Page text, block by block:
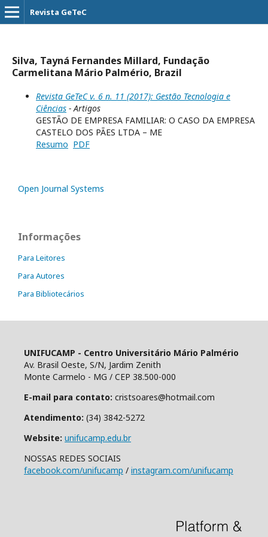
Revista GeTeC
Silva, Tayná Fernandes Millard, Fundação
Carmelitana Mário Palmério, Brazil
Revista GeTeC v. 6 n. 11 (2017): Gestão Tecnologia e
Ciências - Artigos
GESTÃO DE EMPRESA FAMILIAR: O CASO DA EMPRESA
CASTELO DOS PÃES LTDA – ME
Resumo PDF
Open Journal Systems
Informações
Para Leitores
Para Autores
Para Bibliotecários
UNIFUCAMP - Centro Universitário Mário Palmério
Av. Brasil Oeste, S/N, Jardim Zenith
Monte Carmelo - MG / CEP 38.500-000
E-mail para contato: cristsoares@hotmail.com
Atendimento: (34) 3842-5272
Website: unifucamp.edu.br
NOSSAS REDES SOCIAIS
facebook.com/unifucamp / instagram.com/unifucamp